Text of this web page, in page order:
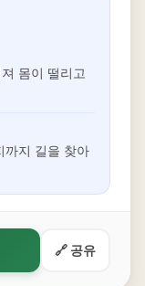
몸이 떨리고
까지 길을 찾아
🔗 공유